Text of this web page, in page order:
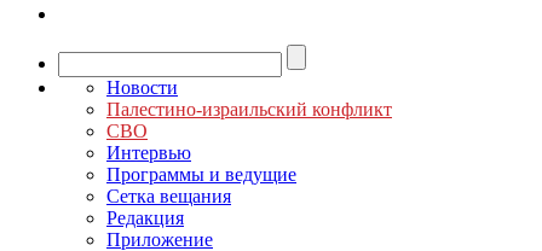
Новости
Палестино-израильский конфликт
СВО
Интервью
Программы и ведущие
Сетка вещания
Редакция
Приложение